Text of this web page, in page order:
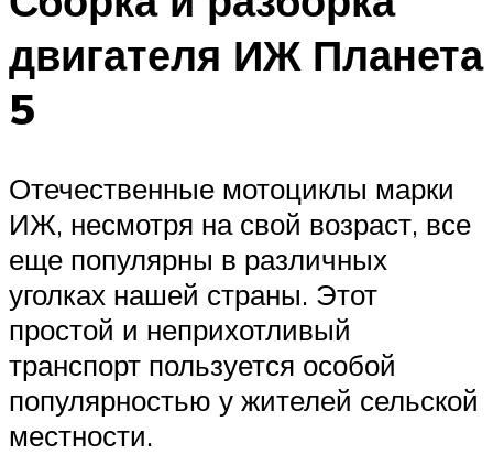
двигателя ИЖ Планета
5
Отечественные мотоциклы марки
ИЖ, несмотря на свой возраст, все
еще популярны в различных
уголках нашей страны. Этот
простой и неприхотливый
транспорт пользуется особой
популярностью у жителей сельской
местности.